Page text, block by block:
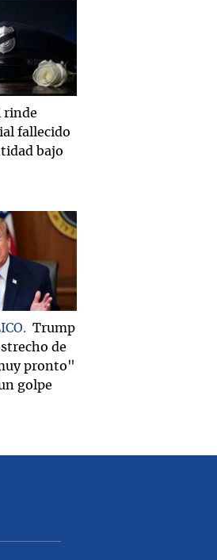
rinde
fallecido
bajo
Trump
de
pronto"
golpe